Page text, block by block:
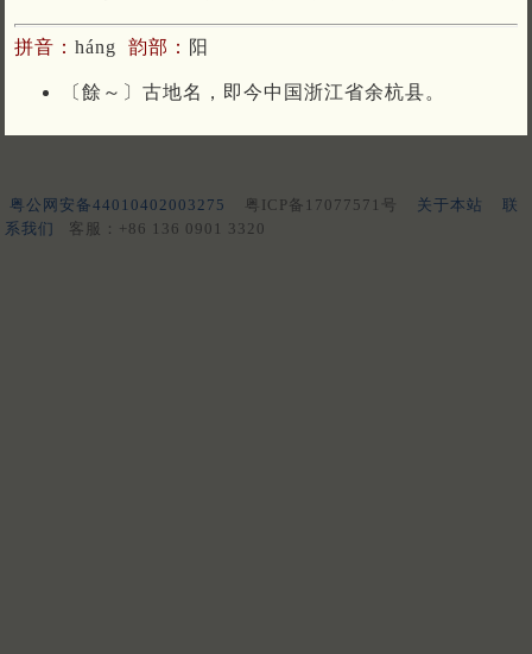
拼音： háng 韵部： 阳
〔餘～〕古地名，即今中国浙江省余杭县。
粤公网安备44010402003275 粤ICP备17077571号 关于本站
联
系我们
客服：+86 136 0901 3320